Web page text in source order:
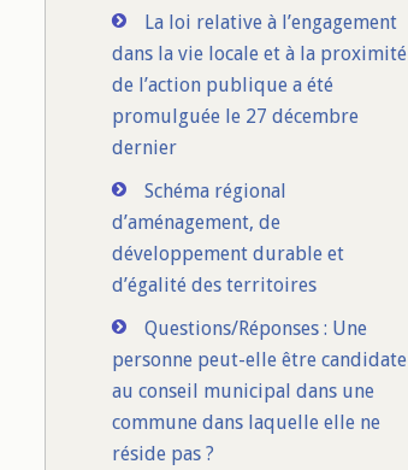
La loi relative à l’engagement
dans la vie locale et à la proximité
de l’action publique a été
promulguée le 27 décembre
dernier
Schéma régional
d’aménagement, de
développement durable et
d’égalité des territoires
Questions/Réponses : Une
personne peut-elle être candidate
au conseil municipal dans une
commune dans laquelle elle ne
réside pas ?